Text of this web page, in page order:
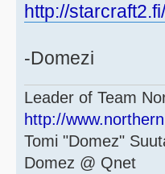
http://
-Domezi
Leader of Team
http://
Tomi "Domez"
Domez @ Qnet